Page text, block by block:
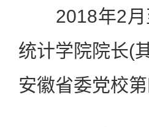
2018年2月
统计学院院长(
安徽省委党校